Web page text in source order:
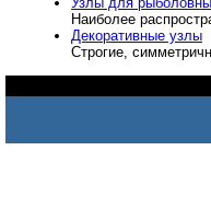
Наиболее
Декоративные узлы
Строгие,